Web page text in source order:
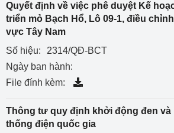
Quyết định về việc phê duyệt Kế
triển mỏ Bạch Hổ, Lô 09-1, điều
vực Tây Nam
Số hiệu:
2314/QĐ-BCT
Ngày ban hành:
File đính kèm:
Thông tư quy định khởi động đen và
thống điện quốc gia